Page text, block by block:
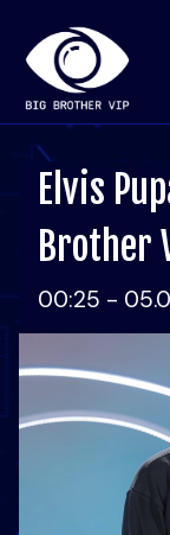
Elvis
Brother
00:25 -